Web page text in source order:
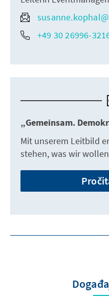
+49 30 26996-
„Gemeinsam.
Mit unserem Leitbild
stehen, was wir